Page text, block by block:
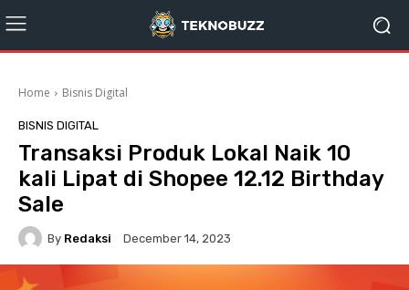
Home Bisnis Digital
BISNIS DIGITAL
Transaksi Produk Lokal Naik 10
kali Lipat di Shopee 12.12 Birthday
Sale
By Redaksi December 14, 2023